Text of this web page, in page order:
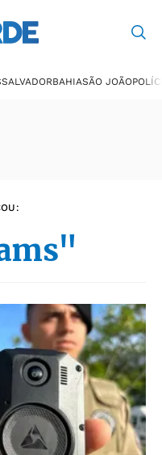
SALVADORBAHIASÃO JOÃO